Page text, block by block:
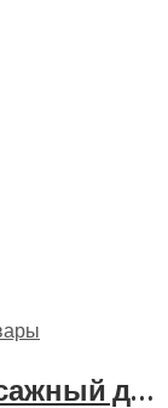
Мяч гимнастический массажный для занятий ЛФК (диаметр 30см) Trives, М 130 голубой